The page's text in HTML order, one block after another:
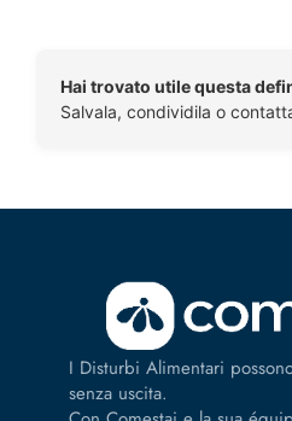
Hai trovato utile questa
Salvala, condividila o
I Disturbi Alimentari
senza uscita.